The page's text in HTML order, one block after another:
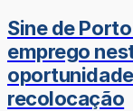
Sine de
emprego
recolocação